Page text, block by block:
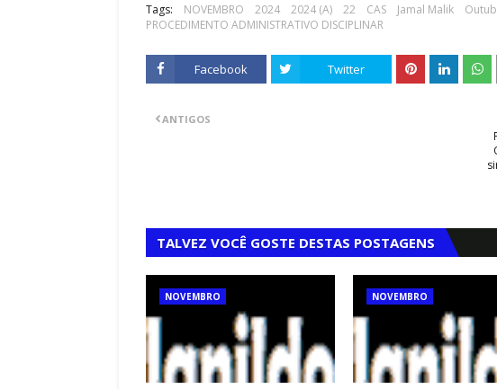
Tags: NOVEMBRO 2024 2024 (A) 22 CAS Jamal Malik
PROCEDIMENTO ADMINISTRATIVO DISCIPLINAR
Facebook Twitter
ANTIGOS
TALVEZ VOCÊ GOSTE DESTAS POSTAGENS
NOVEMBRO NOVEMBRO